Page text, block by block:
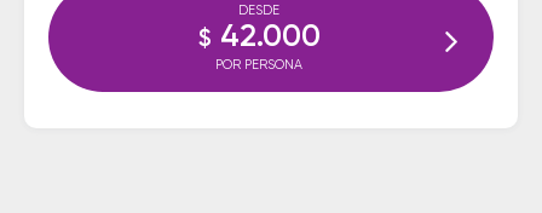
DESDE
$ 42.000
POR PERSONA